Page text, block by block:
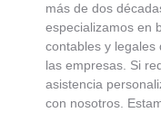
más de dos
especializamos en
contables y legales
las empresas. Si
asistencia
con nosotros.